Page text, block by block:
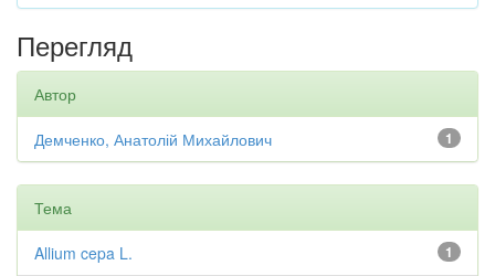
Перегляд
Автор
1
Демченко, Анатолій Михайлович
Тема
1
Allium cepa L.